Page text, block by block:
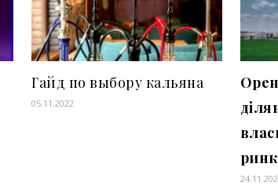
Гайд по выбору кальяна
05.11.2022